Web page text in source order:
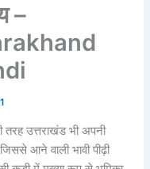
–
उत्तराखंड भी अपनी
आने वाली भावी पीढ़ी